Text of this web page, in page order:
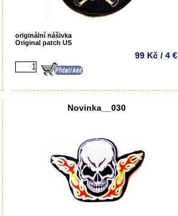
originální nášivka
Original patch US
99 Kč / 4 €
Novinka__030